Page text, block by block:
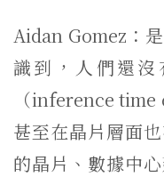
Aidan Gomez：
識到，人們還
（inference
甚至在晶片層面
的晶片、數據中